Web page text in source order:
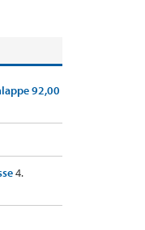
92,00
4.